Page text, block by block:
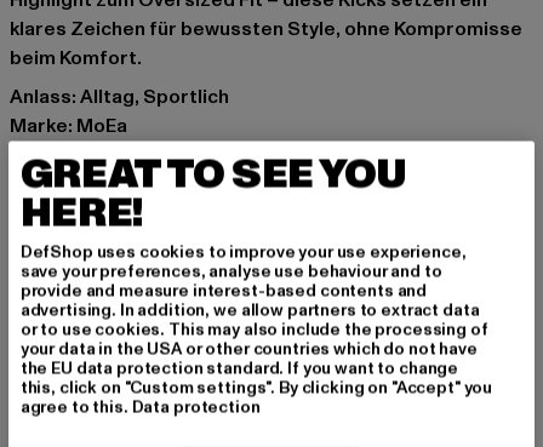
klares Zeichen für bewussten Style, ohne Kompromisse
beim Komfort.
Anlass: Alltag, Sportlich
Marke: MoEa
Kat.: Sneakers Low
Farbe: schwarz
Hersteller Farbe: black/white
Obermaterial: sonstiges Material
Innenfutter: Textil
Art.Nr: BASGN401-00826
Hersteller: MOEA SAS |Support@moea.io
RUE DES HALLES 15 | 75001 Paris | FR
GREAT TO SEE YOU
HERE!
DefShop uses cookies to improve your use experience,
save your preferences, analyse use behaviour and to
provide and measure interest-based contents and
advertising. In addition, we allow partners to extract data
or to use cookies. This may also include the processing of
your data in the USA or other countries which do not have
the EU data protection standard. If you want to change
this, click on "Custom settings". By clicking on "Accept" you
agree to this. Data protection